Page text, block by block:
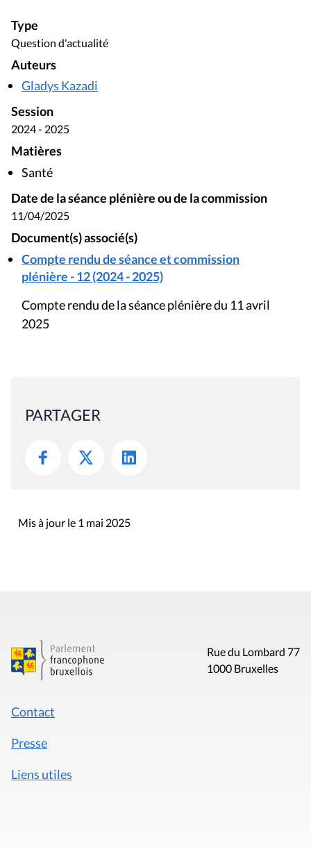
Type
Question d'actualité
Auteurs
Gladys Kazadi
Session
2024 - 2025
Matières
Santé
Date de la séance plénière ou de la commission
11/04/2025
Document(s) associé(s)
Compte rendu de séance et commission
plénière - 12 (2024 - 2025)
Compte rendu de la séance plénière du 11 avril
2025
PARTAGER
Mis à jour le 1 mai 2025
Rue du Lombard 77
1000 Bruxelles
Contact
Presse
Liens utiles